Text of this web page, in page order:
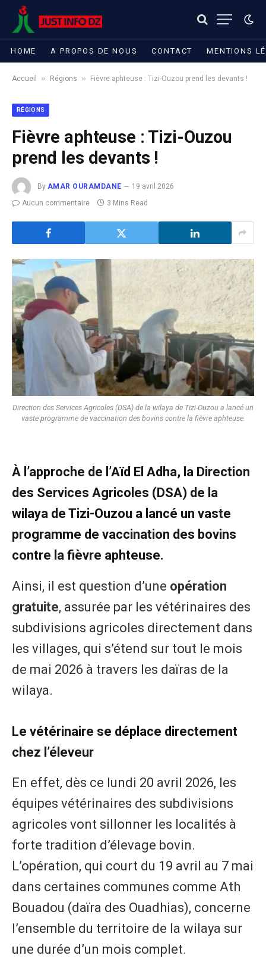
HOME A PROPOS DE NOUS CONTACT MENTIONS
Accueil » Régions » Fièvre aphteuse : Tizi-Ouzou prend les devants !
RÉGIONS
Fièvre aphteuse : Tizi-Ouzou
prend les devants !
By AMAR OURAMDANE
19 avril 2026
Aucun commentaire
3 Mins Read
Direction des Services Agricoles (DSA) de la wilaya de Tizi-Ouzou a lancé un
vaste programme de vaccination des bovins contre la fièvre aphteuse.
À l’approche de l’Aïd El Adha, la Direction
des Services Agricoles (DSA) de la
wilaya de Tizi-Ouzou a lancé un vaste
programme de vaccination des bovins
contre la fièvre aphteuse.
Ainsi, il est question d’une opération
gratuite, assurée par les vétérinaires des
subdivisions agricoles directement dans
les villages, qui s’étend sur tout le mois
de mai 2026 à travers les daïras de la
wilaya.
Le vétérinaire se déplace directement
chez l’éleveur
En effet, dès ce lundi 20 avril 2026, les
équipes vétérinaires des subdivisions
agricoles vont sillonner les localités à
forte tradition d’élevage bovin.
L’opération, qui court du 19 avril au 7 mai
dans certaines communes comme Ath
Bouadou (daïra des Ouadhias), concerne
l’ensemble du territoire de la wilaya sur
une durée d’un mois complet.